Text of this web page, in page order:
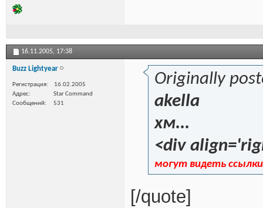
16.11.2005, 17:38
Buzz Lightyear
Регистрация
16.02.2005
Адрес
Star Command
Сообщений
531
Originally
akella
хм...
<div
могут видеть
[/quote]